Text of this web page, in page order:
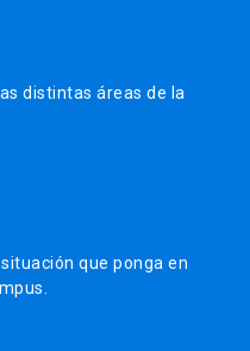
distintas áreas de la
que ponga en